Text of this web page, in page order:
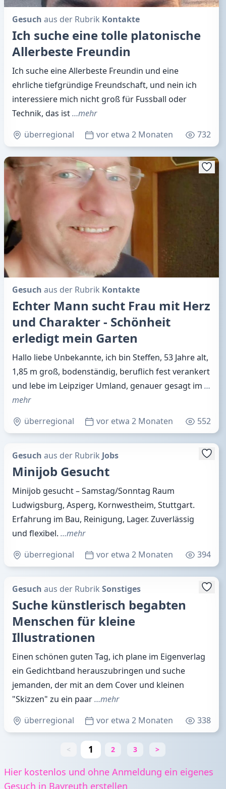
Gesuch aus der Rubrik Kontakte
Ich suche eine tolle platonische
Allerbeste Freundin
Ich suche eine Allerbeste Freundin und eine
ehrliche tiefgründige Freundschaft, und nein ich
interessiere mich nicht groß für Fussball oder
Technik, das ist…mehr
überregional
vor etwa 2 Monaten 732
Gesuch aus der Rubrik Kontakte
Echter Mann sucht Frau mit Herz
und Charakter - Schönheit
erledigt mein Garten
Hallo liebe Unbekannte, ich bin Steffen, 53 Jahre alt,
1,85 m groß, bodenständig, beruflich fest verankert
und lebe im Leipziger Umland, genauer gesagt im …
mehr
überregional
vor etwa 2 Monaten 552
Gesuch aus der Rubrik Jobs
Minijob Gesucht
Minijob gesucht – Samstag/Sonntag Raum
Ludwigsburg, Asperg, Kornwestheim, Stuttgart.
Erfahrung im Bau, Reinigung, Lager. Zuverlässig
und flexibel. …mehr
überregional
vor etwa 2 Monaten 394
Gesuch aus der Rubrik Sonstiges
Suche künstlerisch begabten
Menschen für kleine
Illustrationen
Einen schönen guten Tag, ich plane im Eigenverlag
ein Gedichtband herauszubringen und suche
jemanden, der mit an dem Cover und kleinen
"Skizzen" zu ein paar…mehr
überregional
vor etwa 2 Monaten 338
< 1 2 3 >
Hier kostenlos und ohne Anmeldung ein eigenes
Gesuch in Bayreuth erstellen